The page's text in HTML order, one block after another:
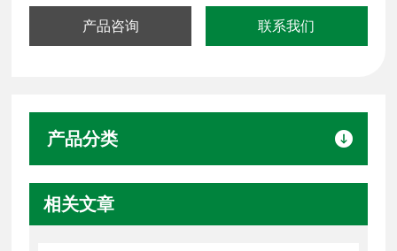
产品咨询 联系我们
产品分类
相关文章